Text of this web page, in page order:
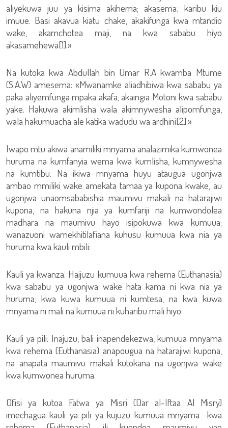
aliyekuwa juu ya kisima akihema; akasema: karibu kiu
imuue. Basi akavua kiatu chake, akakifunga kwa mtandio
wake, akamchotea maji, na kwa sababu hiyo
akasamehewa[1].»
Na kutoka kwa Abdullah bin Umar R.A kwamba Mtume
(S.A.W) amesema: «Mwanamke aliadhibiwa kwa sababu ya
paka aliyemfunga mpaka akafa; akaingia Motoni kwa sababu
yake. Hakuwa akimlisha wala akimnywesha alipomfunga,
wala hakumuacha ale katika wadudu wa ardhini[2].»
Iwapo mtu akiwa anamiliki mnyama analazimika kumwonea
huruma na kumfanyia wema kwa kumlisha, kumnywesha
na kumtibu. Na ikiwa mnyama huyu ataugua ugonjwa
ambao mmiliki wake amekata tamaa ya kupona kwake, au
ugonjwa unaomsababishia maumivu makali na hatarajiwi
kupona, na hakuna njia ya kumfariji na kumwondolea
madhara na maumivu hayo isipokuwa kwa kumuua;
wanazuoni wamekhitilafiana kuhusu kumuua kwa nia ya
huruma kwa kauli mbili:
Kauli ya kwanza: Haijuzu kumuua kwa rehema (Euthanasia)
kwa sababu ya ugonjwa wake hata kama ni kwa nia ya
huruma; kwa kuwa kumuua ni kumtesa, na kwa kuwa
mnyama ni mali na kumuua ni kuharibu mali hiyo.
Kauli ya pili: Inajuzu, bali inapendekezwa, kumuua mnyama
kwa rehema (Euthanasia) anapougua na hatarajiwi kupona,
na anapata maumivu makali kutokana na ugonjwa wake
kwa kumwonea huruma.
Ofisi ya kutoa Fatwa ya Misri (Dar al-Iftaa Al Misry)
imechagua kauli ya pili ya kujuzu kumuua mnyama kwa